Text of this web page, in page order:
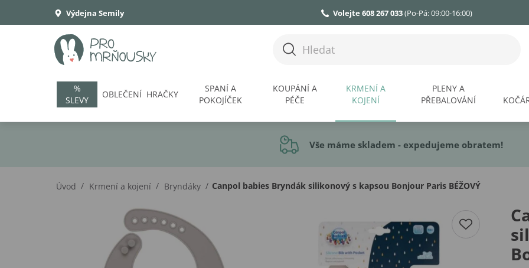
Výdejna Semily Volejte 608 267 033(Po-Pá: 09:00-16:00)
%
SLEVY
OBLEČENÍ HRAČKY
SPANÍ A
POKOJÍČEK
KOUPÁNÍ A
PÉČE
KRMENÍ A
KOJENÍ
PLENY A
PŘEBALOVÁNÍ
Vše máme skladem - expedujeme obratem!
Úvod / Krmení a kojení / Bryndáky / Canpol babies Bryndák silikonový s kapsou Bonjour Paris BÉŽOVÝ